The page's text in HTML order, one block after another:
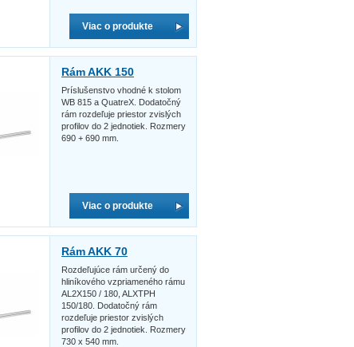
Viac o produkte
Rám AKK 150
Príslušenstvo vhodné k stolom
WB 815 a QuatreX. Dodatočný
rám rozdeľuje priestor zvislých
profilov do 2 jednotiek. Rozmery
690 + 690 mm.
Viac o produkte
Rám AKK 70
Rozdeľujúce rám určený do
hliníkového vzpriameného rámu
AL2X150 / 180, ALXTPH
150/180. Dodatočný rám
rozdeľuje priestor zvislých
profilov do 2 jednotiek. Rozmery
730 x 540 mm.